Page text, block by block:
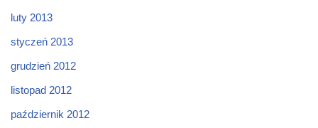
luty 2013
styczeń 2013
grudzień 2012
listopad 2012
październik 2012